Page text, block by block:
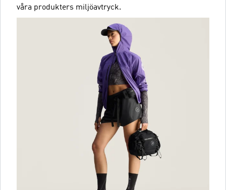
våra produkters miljöavtryck.